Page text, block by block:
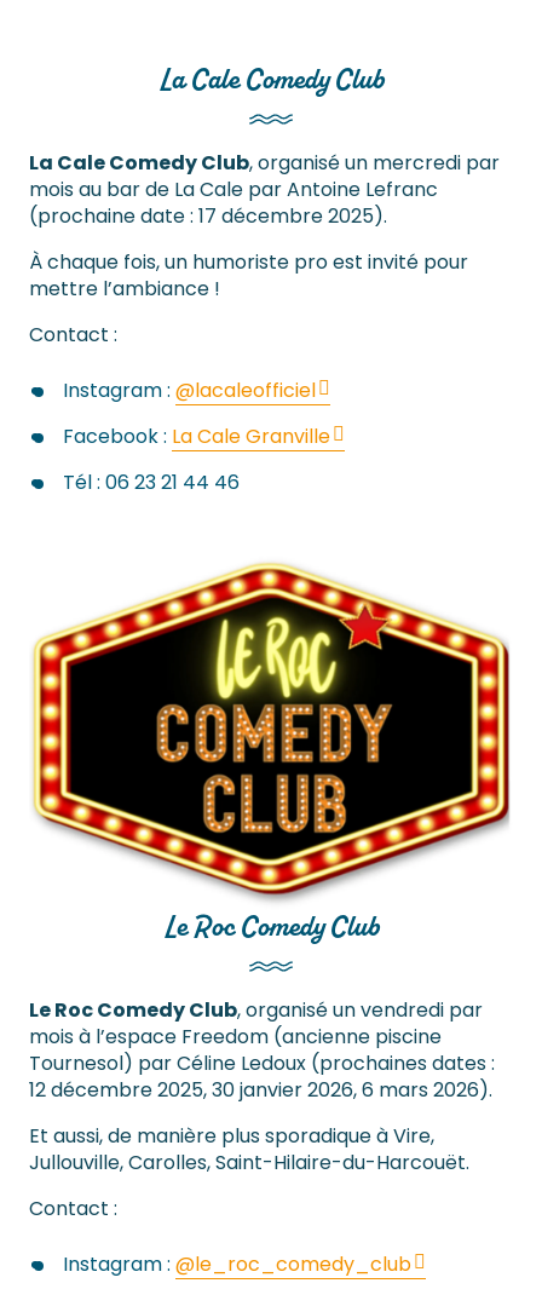
La Cale Comedy Club
La Cale Comedy Club, organisé un mercredi par
mois au bar de La Cale par Antoine Lefranc
(prochaine date : 17 décembre 2025).
À chaque fois, un humoriste pro est invité pour
mettre l’ambiance !
Contact :
Instagram : @lacaleofficiel
Facebook : La Cale Granville
Tél : 06 23 21 44 46
Le Roc Comedy Club
Le Roc Comedy Club, organisé un vendredi par
mois à l’espace Freedom (ancienne piscine
Tournesol) par Céline Ledoux (prochaines dates :
12 décembre 2025, 30 janvier 2026, 6 mars 2026).
Et aussi, de manière plus sporadique à Vire,
Jullouville, Carolles, Saint-Hilaire-du-Harcouët.
Contact :
Instagram : @le_roc_comedy_club